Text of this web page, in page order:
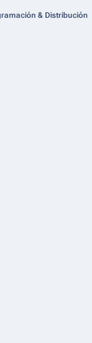
& Distribución